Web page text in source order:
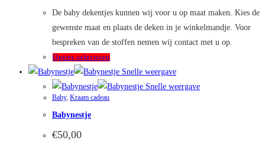
€35,00
De baby dekentjes kunnen wij voor u op maat maken. Kies de
gewenste maat en plaats de deken in je winkelmandje. Voor
bespreken van de stoffen nemen wij contact met u op.
Opties selecteren
product
heeft
Snelle weergave
Snelle weergave
Baby, Kraam cadeau
Babynestje
€50,00